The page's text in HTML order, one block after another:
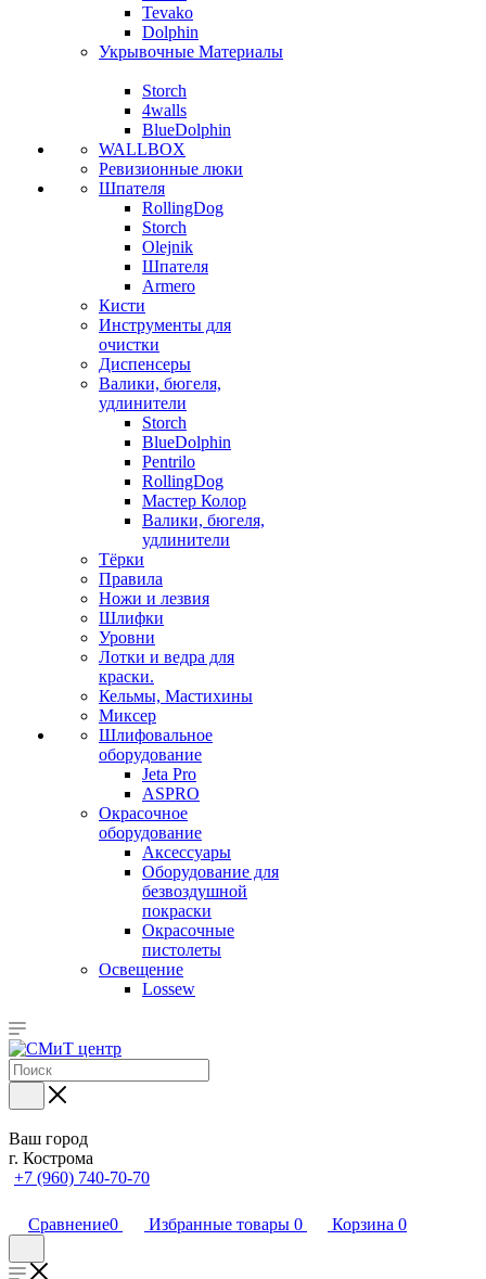
Tevako
Dolphin
Укрывочные Материалы
Storch
4walls
BlueDolphin
WALLBOX
Ревизионные люки
Шпателя
RollingDog
Storch
Olejnik
Шпателя
Armero
Кисти
Инструменты для
очистки
Диспенсеры
Валики, бюгеля,
удлинители
Storch
BlueDolphin
Pentrilo
RollingDog
Мастер Колор
Валики, бюгеля,
удлинители
Тёрки
Правила
Ножи и лезвия
Шлифки
Уровни
Лотки и ведра для
краски.
Кельмы, Мастихины
Миксер
Шлифовальное
оборудование
Jeta Pro
ASPRO
Окрасочное
оборудование
Аксессуары
Оборудование для
безвоздушной
покраски
Окрасочные
пистолеты
Освещение
Lossew
Ваш город
г. Кострома
+7 (960) 740-70-70
Сравнение0 Избранные товары 0 Корзина 0